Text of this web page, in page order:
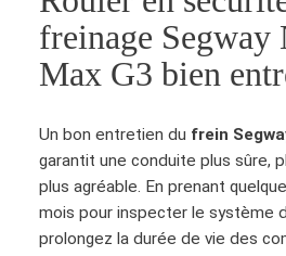
e
b
o
a
x
G
3
freinage Segway
Max G3 bien
Un bon entretien du frein
garantit une conduite plus sûre,
plus agréable. En prenant
mois pour inspecter le système
prolongez la durée de vie des